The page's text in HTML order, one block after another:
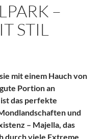
–
STIL
mit einem Hauch von
Portion an
das perfekte
und
– Majella, das
durch viele Extreme